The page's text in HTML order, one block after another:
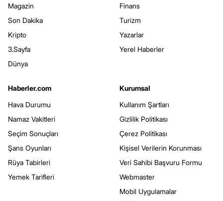
Magazin
Son Dakika
Kripto
3.Sayfa
Dünya
Finans
Turizm
Yazarlar
Yerel Haberler
Haberler.com
Hava Durumu
Namaz Vakitleri
Seçim Sonuçları
Şans Oyunları
Rüya Tabirleri
Yemek Tarifleri
Kurumsal
Kullanım Şartları
Gizlilik Politikası
Çerez Politikası
Kişisel Verilerin Korunması
Veri Sahibi Başvuru Formu
Webmaster
Mobil Uygulamalar